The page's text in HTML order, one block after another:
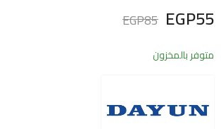
EGP55
EGP85
متوفر بالمخزون